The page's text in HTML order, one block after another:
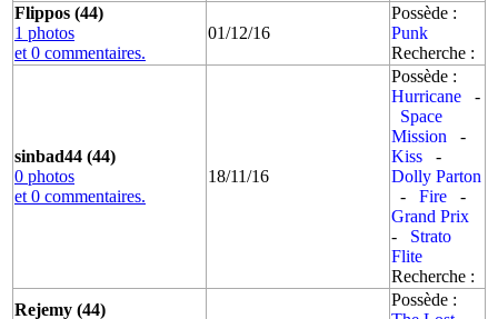
Flippos (44)
1 photos
et 0 commentaires.
01/12/16
Possède :
Punk
Recherche :
sinbad44 (44)
0 photos
et 0 commentaires.
18/11/16
Possède :
Hurricane -
Space
Mission -
Kiss -
Dolly Parton
- Fire -
Grand Prix
- Strato
Flite
Recherche :
Rejemy (44)
Possède :